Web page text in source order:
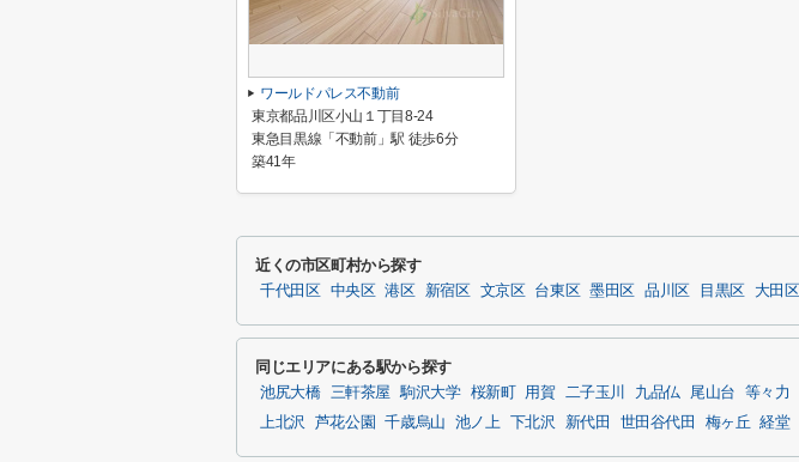
ワールドパレス不動前
東京都品川区小山１丁目8-24
東急目黒線「不動前」駅 徒歩6分
築41年
近くの市区町村から探す
千代田区 中央区 港区 新宿区 文京区 台東区 墨田区 品川区 目黒区 大田区
同じエリアにある駅から探す
池尻大橋 三軒茶屋 駒沢大学 桜新町 用賀 二子玉川 九品仏 尾山台 等々力
上北沢
芦花公園 千歳烏山 池ノ上 下北沢 新代田 世田谷代田 梅ヶ丘 経堂